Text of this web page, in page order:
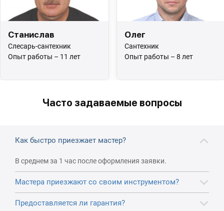
Станислав
Слесарь-сантехник
Опыт работы – 11 лет
Олег
Сантехник
Опыт работы – 8 лет
Часто задаваемые вопросы
Как быстро приезжает мастер?
В среднем за 1 час после оформления заявки.
Мастера приезжают со своим инструментом?
Предоставляется ли гарантия?